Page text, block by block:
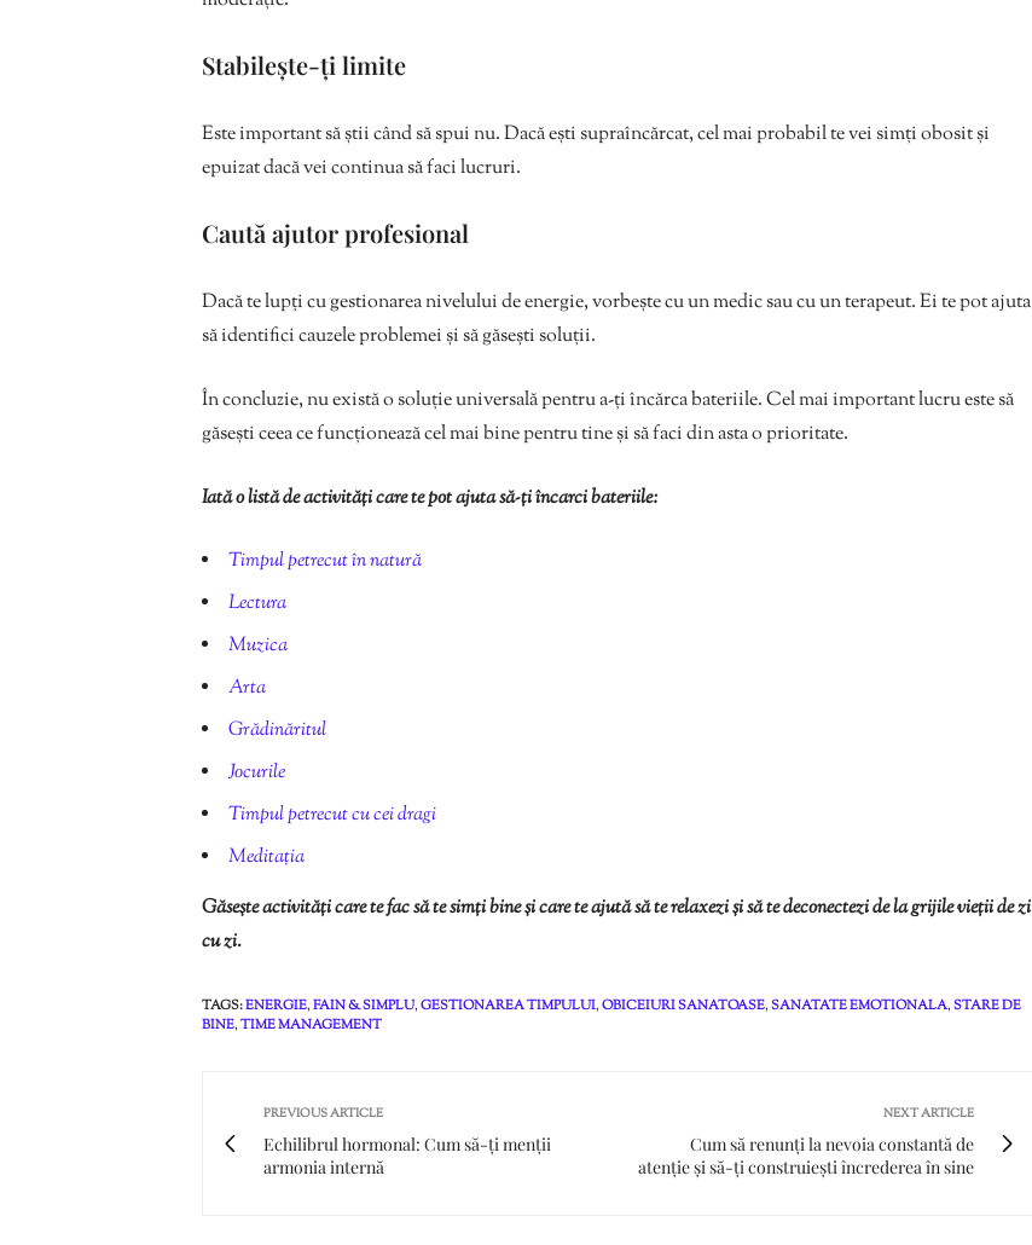
Stabilește-ți limite
Este important să știi când să spui nu. Dacă ești supraîncărcat, cel mai probabil te vei simți obosit și
epuizat dacă vei continua să faci lucruri.
Caută ajutor profesional
Dacă te lupți cu gestionarea nivelului de energie, vorbește cu un medic sau cu un terapeut. Ei te pot ajuta
să identifici cauzele problemei și să găsești soluții.
În concluzie, nu există o soluție universală pentru a-ți încărca bateriile. Cel mai important lucru este să
găsești ceea ce funcționează cel mai bine pentru tine și să faci din asta o prioritate.
Iată o listă de activități care te pot ajuta să-ți încarci bateriile:
Timpul petrecut în natură
Lectura
Muzica
Arta
Grădinăritul
Jocurile
Timpul petrecut cu cei dragi
Meditația
Găsește activități care te fac să te simți bine și care te ajută să te relaxezi și să te deconectezi de la grijile vieții de zi
cu zi.
TAGS:ENERGIE,FAIN & SIMPLU,GESTIONAREA TIMPULUI,OBICEIURI SANATOASE,SANATATE EMOTIONALA,STARE DE
BINE,TIME MANAGEMENT
PREVIOUS ARTICLE
Echilibrul hormonal: Cum să-ți menții
armonia internă
NEXT ARTICLE
Cum să renunți la nevoia constantă de
atenție și să-ți construiești încrederea în sine